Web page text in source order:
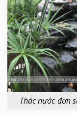
Thác nước đơn